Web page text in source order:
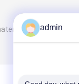
admin